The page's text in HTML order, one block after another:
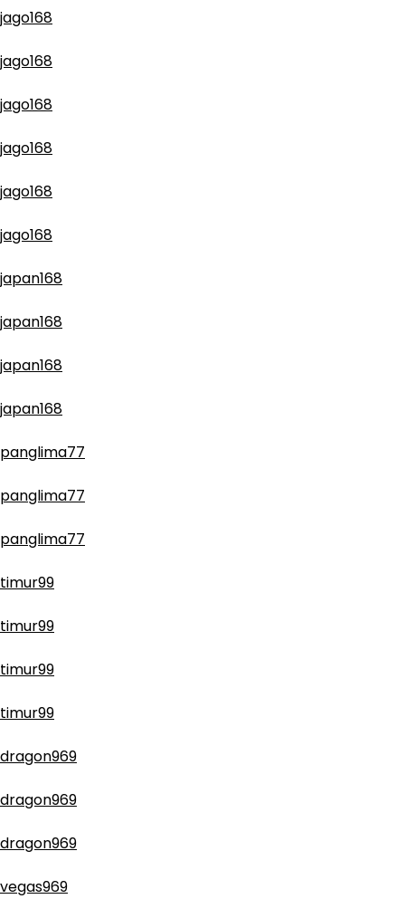
jago168
jago168
jago168
jago168
jago168
jago168
japan168
japan168
japan168
japan168
panglima77
panglima77
panglima77
timur99
timur99
timur99
timur99
dragon969
dragon969
dragon969
vegas969